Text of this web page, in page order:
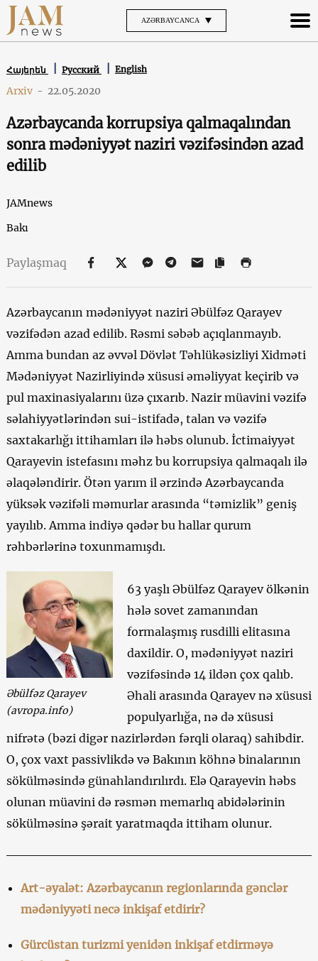
AZƏRBAYCANCA
Հայերեն Русский English
Arxiv - 22.05.2020
Azərbaycanda korrupsiya qalmaqalından
sonra mədəniyyət naziri vəzifəsindən azad
edilib
JAMnews
Bakı
Paylaşmaq
Azərbaycanın mədəniyyət naziri Əbülfəz Qarayev
vəzifədən azad edilib. Rəsmi səbəb açıqlanmayıb.
Amma bundan az əvvəl Dövlət Təhlükəsizliyi Xidməti
Mədəniyyət Nazirliyində xüsusi əməliyyat keçirib və
pul maxinasiyalarını üzə çıxarıb. Nazir müavini vəzifə
səlahiyyətlərindən sui-istifadə, talan və vəzifə
saxtakarlığı ittihamları ilə həbs olunub. İctimaiyyət
Qarayevin istefasını məhz bu korrupsiya qalmaqalı ilə
əlaqələndirir. Ötən yarım il ərzində Azərbaycanda
yüksək vəzifəli məmurlar arasında “təmizlik” geniş
yayılıb. Amma indiyə qədər bu hallar qurum
rəhbərlərinə toxunmamışdı.
Əbülfəz Qarayev
(avropa.info)
63 yaşlı Əbülfəz Qarayev ölkənin
hələ sovet zamanından
formalaşmış rusdilli elitasına
daxildir. O, mədəniyyət naziri
vəzifəsində 14 ildən çox qalıb.
Əhali arasında Qarayev nə xüsusi
populyarlığa, nə də xüsusi
nifrətə (bəzi digər nazirlərdən fərqli olaraq) sahibdir.
O, çox vaxt passivlikdə və Bakının köhnə binalarının
sökülməsində günahlandırılırdı. Elə Qarayevin həbs
olunan müavini də rəsmən memarlıq abidələrinin
sökülməsinə şərait yaratmaqda ittiham olunur.
Art-əyalət: Azərbaycanın regionlarında gənclər
mədəniyyəti necə inkişaf etdirir?
Gürcüstan turizmi yenidən inkişaf etdirməyə